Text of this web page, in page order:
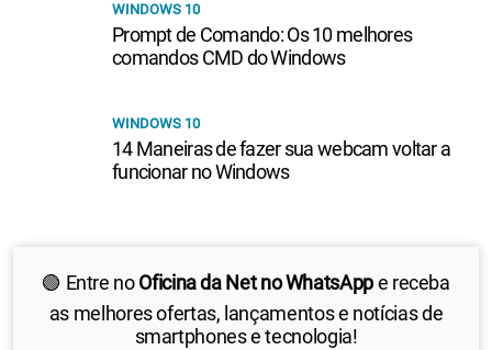
🟢 Entre noOficina da Net no WhatsAppe receba
as melhores ofertas, lançamentos e notícias de
smartphones e tecnologia!
WINDOWS 10
Prompt de Comando: Os 10 melhores
comandos CMD do Windows
WINDOWS 10
14 Maneiras de fazer sua webcam voltar a
funcionar no Windows